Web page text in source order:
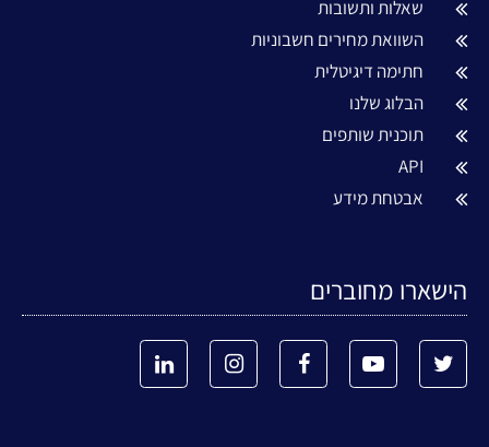
שאלות ותשובות
השוואת מחירים חשבוניות
חתימה דיגיטלית
הבלוג שלנו
תוכנית שותפים
API
אבטחת מידע
הישארו מחוברים